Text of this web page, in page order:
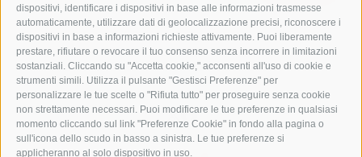
dispositivi, identificare i dispositivi in base alle informazioni trasmesse
automaticamente, utilizzare dati di geolocalizzazione precisi, riconoscere i
dispositivi in base a informazioni richieste attivamente. Puoi liberamente
prestare, rifiutare o revocare il tuo consenso senza incorrere in limitazioni
sostanziali. Cliccando su "Accetta cookie," acconsenti all'uso di cookie e
strumenti simili. Utilizza il pulsante "Gestisci Preferenze" per
personalizzare le tue scelte o "Rifiuta tutto" per proseguire senza cookie
non strettamente necessari. Puoi modificare le tue preferenze in qualsiasi
momento cliccando sul link "Preferenze Cookie" in fondo alla pagina o
sull'icona dello scudo in basso a sinistra. Le tue preferenze si
applicheranno al solo dispositivo in uso.